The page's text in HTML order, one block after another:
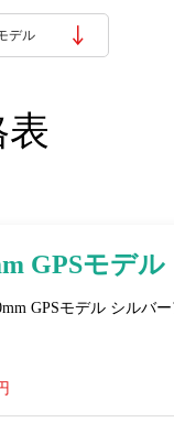
デル
表
GPSモデル
GPSモデル シルバ